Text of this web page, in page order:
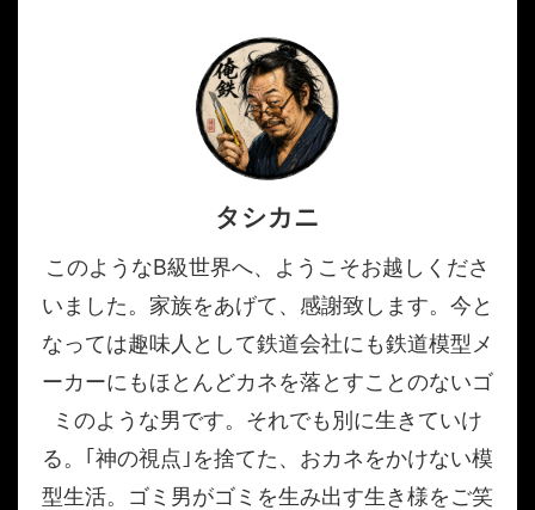
タシカニ
このようなB級世界へ、ようこそお越しくださ
いました。家族をあげて、感謝致します。今と
なっては趣味人として鉄道会社にも鉄道模型メ
ーカーにもほとんどカネを落とすことのないゴ
ミのような男です。それでも別に生きていけ
る。｢神の視点｣を捨てた、おカネをかけない模
型生活。ゴミ男がゴミを生み出す生き様をご笑